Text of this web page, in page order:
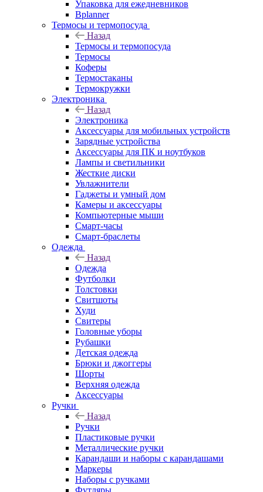
Упаковка для ежедневников
Bplanner
Термосы и термопосуда
Назад
Термосы и термопосуда
Термосы
Коферы
Термостаканы
Термокружки
Электроника
Назад
Электроника
Аксессуары для мобильных устройств
Зарядные устройства
Аксессуары для ПК и ноутбуков
Лампы и светильники
Жесткие диски
Увлажнители
Гаджеты и умный дом
Камеры и аксессуары
Компьютерные мыши
Смарт-часы
Смарт-браслеты
Одежда
Назад
Одежда
Футболки
Толстовки
Свитшоты
Худи
Свитеры
Головные уборы
Рубашки
Детская одежда
Брюки и джоггеры
Шорты
Верхняя одежда
Аксессуары
Ручки
Назад
Ручки
Пластиковые ручки
Металлические ручки
Карандаши и наборы с карандашами
Маркеры
Наборы с ручками
Футляры